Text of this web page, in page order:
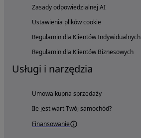
Zasady odpowiedzialnej AI
Ustawienia plików cookie
Regulamin dla Klientów Indywidualnych
Regulamin dla Klientów Biznesowych
Usługi i narzędzia
Umowa kupna sprzedaży
Ile jest wart Twój samochód?
Finansowanie